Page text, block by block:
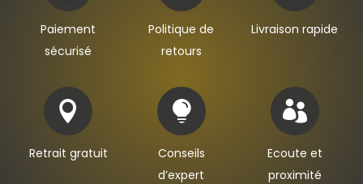
Paiement
sécurisé
Politique de
retours
Livraison rapide

Retrait gratuit

Conseils
d’expert

Ecoute et
proximité